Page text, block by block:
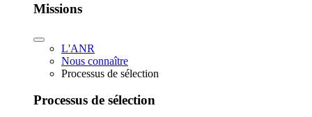
Missions
L'ANR
Nous connaître
Processus de sélection
Processus de sélection